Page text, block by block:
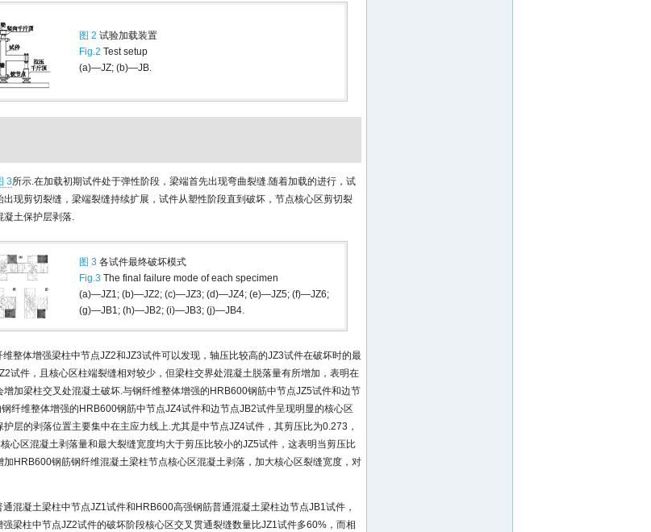
图 2 试验加载装置
Fig.2 Test setup
(a)—JZ; (b)—JB.
3所示.在加载初期试件处于弹性阶段，梁端首先出现弯曲裂缝.随着加载的进行，试
现剪切裂缝，梁端裂缝持续扩展，试件从塑性阶段直到破坏，节点核心区剪切裂
凝土保护层剥落.
图 3 各试件最终破坏模式
Fig.3 The final failure mode of each specimen
(a)—JZ1; (b)—JZ2; (c)—JZ3; (d)—JZ4; (e)—JZ5; (f)—JZ6;
(g)—JB1; (h)—JB2; (i)—JB3; (j)—JB4.
整体增强梁柱中节点JZ2和JZ3试件可以发现，轴压比较高的JZ3试件在破坏时的最
试件，且核心区柱端裂缝相对较少，但梁柱交界处混凝土脱落量有所增加，表明在
加梁柱交叉处混凝土破坏.与钢纤维整体增强的HRB600钢筋中节点JZ5试件和边节
纤维整体增强的HRB600钢筋中节点JZ4试件和边节点JB2试件呈现明显的核心区
层的剥落位置主要集中在主应力线上.尤其是中节点JZ4试件，其剪压比为0.273，
心区混凝土剥落量和最大裂缝宽度均大于剪压比较小的JZ5试件，这表明当剪压比
HRB600钢筋钢纤维混凝土梁柱节点核心区混凝土剥落，加大核心区裂缝宽度，对
混凝土梁柱中节点JZ1试件和HRB600高强钢筋普通混凝土梁柱边节点JB1试件，
梁柱中节点JZ2试件的破坏阶段核心区交叉贯通裂缝数量比JZ1试件多60%，而相